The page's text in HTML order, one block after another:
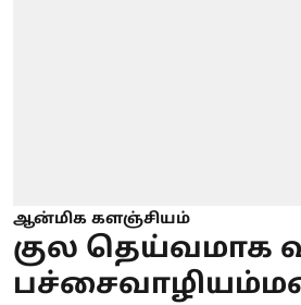
ஆன்மிக களஞ்சியம்
குல தெய்வமாக